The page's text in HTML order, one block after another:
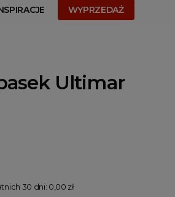
WYPRZEDAŻ
Ultimar
30 dni: 0,00 zł